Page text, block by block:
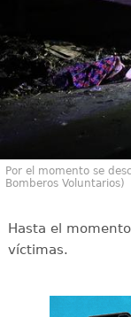
Por el momento se
Bomberos Voluntarios)
Hasta el
víctimas.